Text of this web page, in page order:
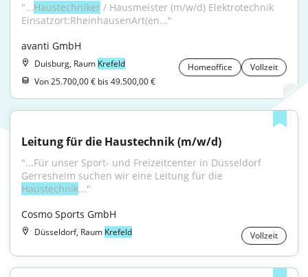
"...Haustechniker / Hausmeister (m/w/d) Elektrotechnik
Einsatzort:RheinhausenArt(en..."
avanti GmbH
Duisburg, Raum Krefeld Homeoffice
Vollzeit
Von 25.700,00 € bis 49.500,00 €
Leitung für die Haustechnik (m/w/d)
"...Für unser Sport- und Freizeitcenter in Düsseldorf
Haustechnik..."
Cosmo Sports GmbH
Düsseldorf, Raum Krefeld Vollzeit